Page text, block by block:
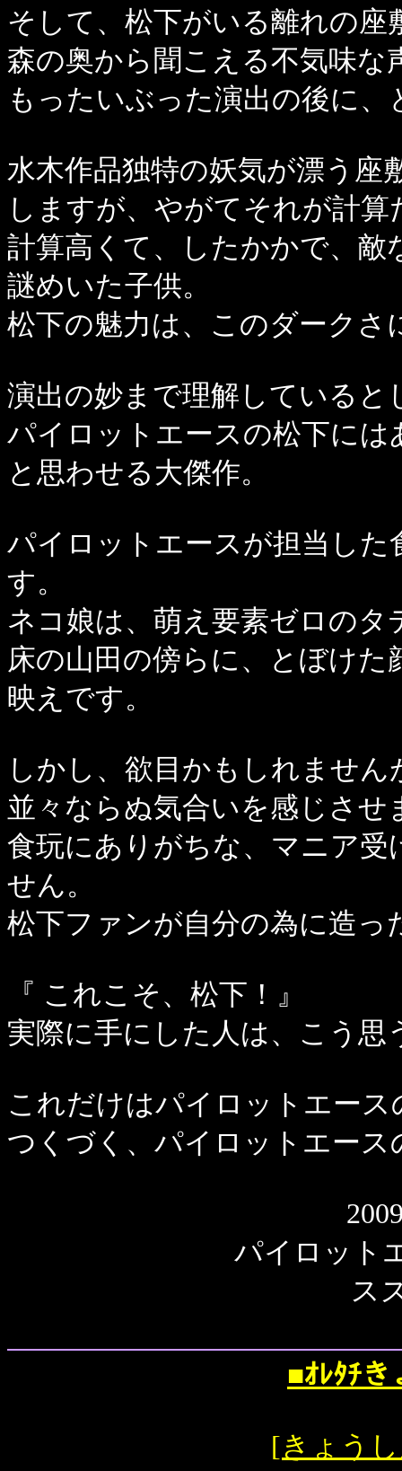
そして、松下がいる離れの座
森の奥から聞こえる不気味な
もったいぶった演出の後に
水木作品独特の妖気が漂う座
しますが、やがてそれが計
計算高くて、したかかで、
謎めいた子供。
松下の魅力は、このダークさ
演出の妙まで理解している
パイロットエースの松下に
と思わせる大傑作。
パイロットエースが担当し
す。
ネコ娘は、萌え要素ゼロの
床の山田の傍らに、とぼけ
映えです。
しかし、欲目かもしれませ
並々ならぬ気合いを感じさせ
食玩にありがちな、マニア
せん。
松下ファンが自分の為に造っ
『 これこそ、松下！』
実際に手にした人は、こう
これだけはパイロットエー
つくづく、パイロットエー
パイロット
ス
■ｵﾚﾀﾁ
[きょう